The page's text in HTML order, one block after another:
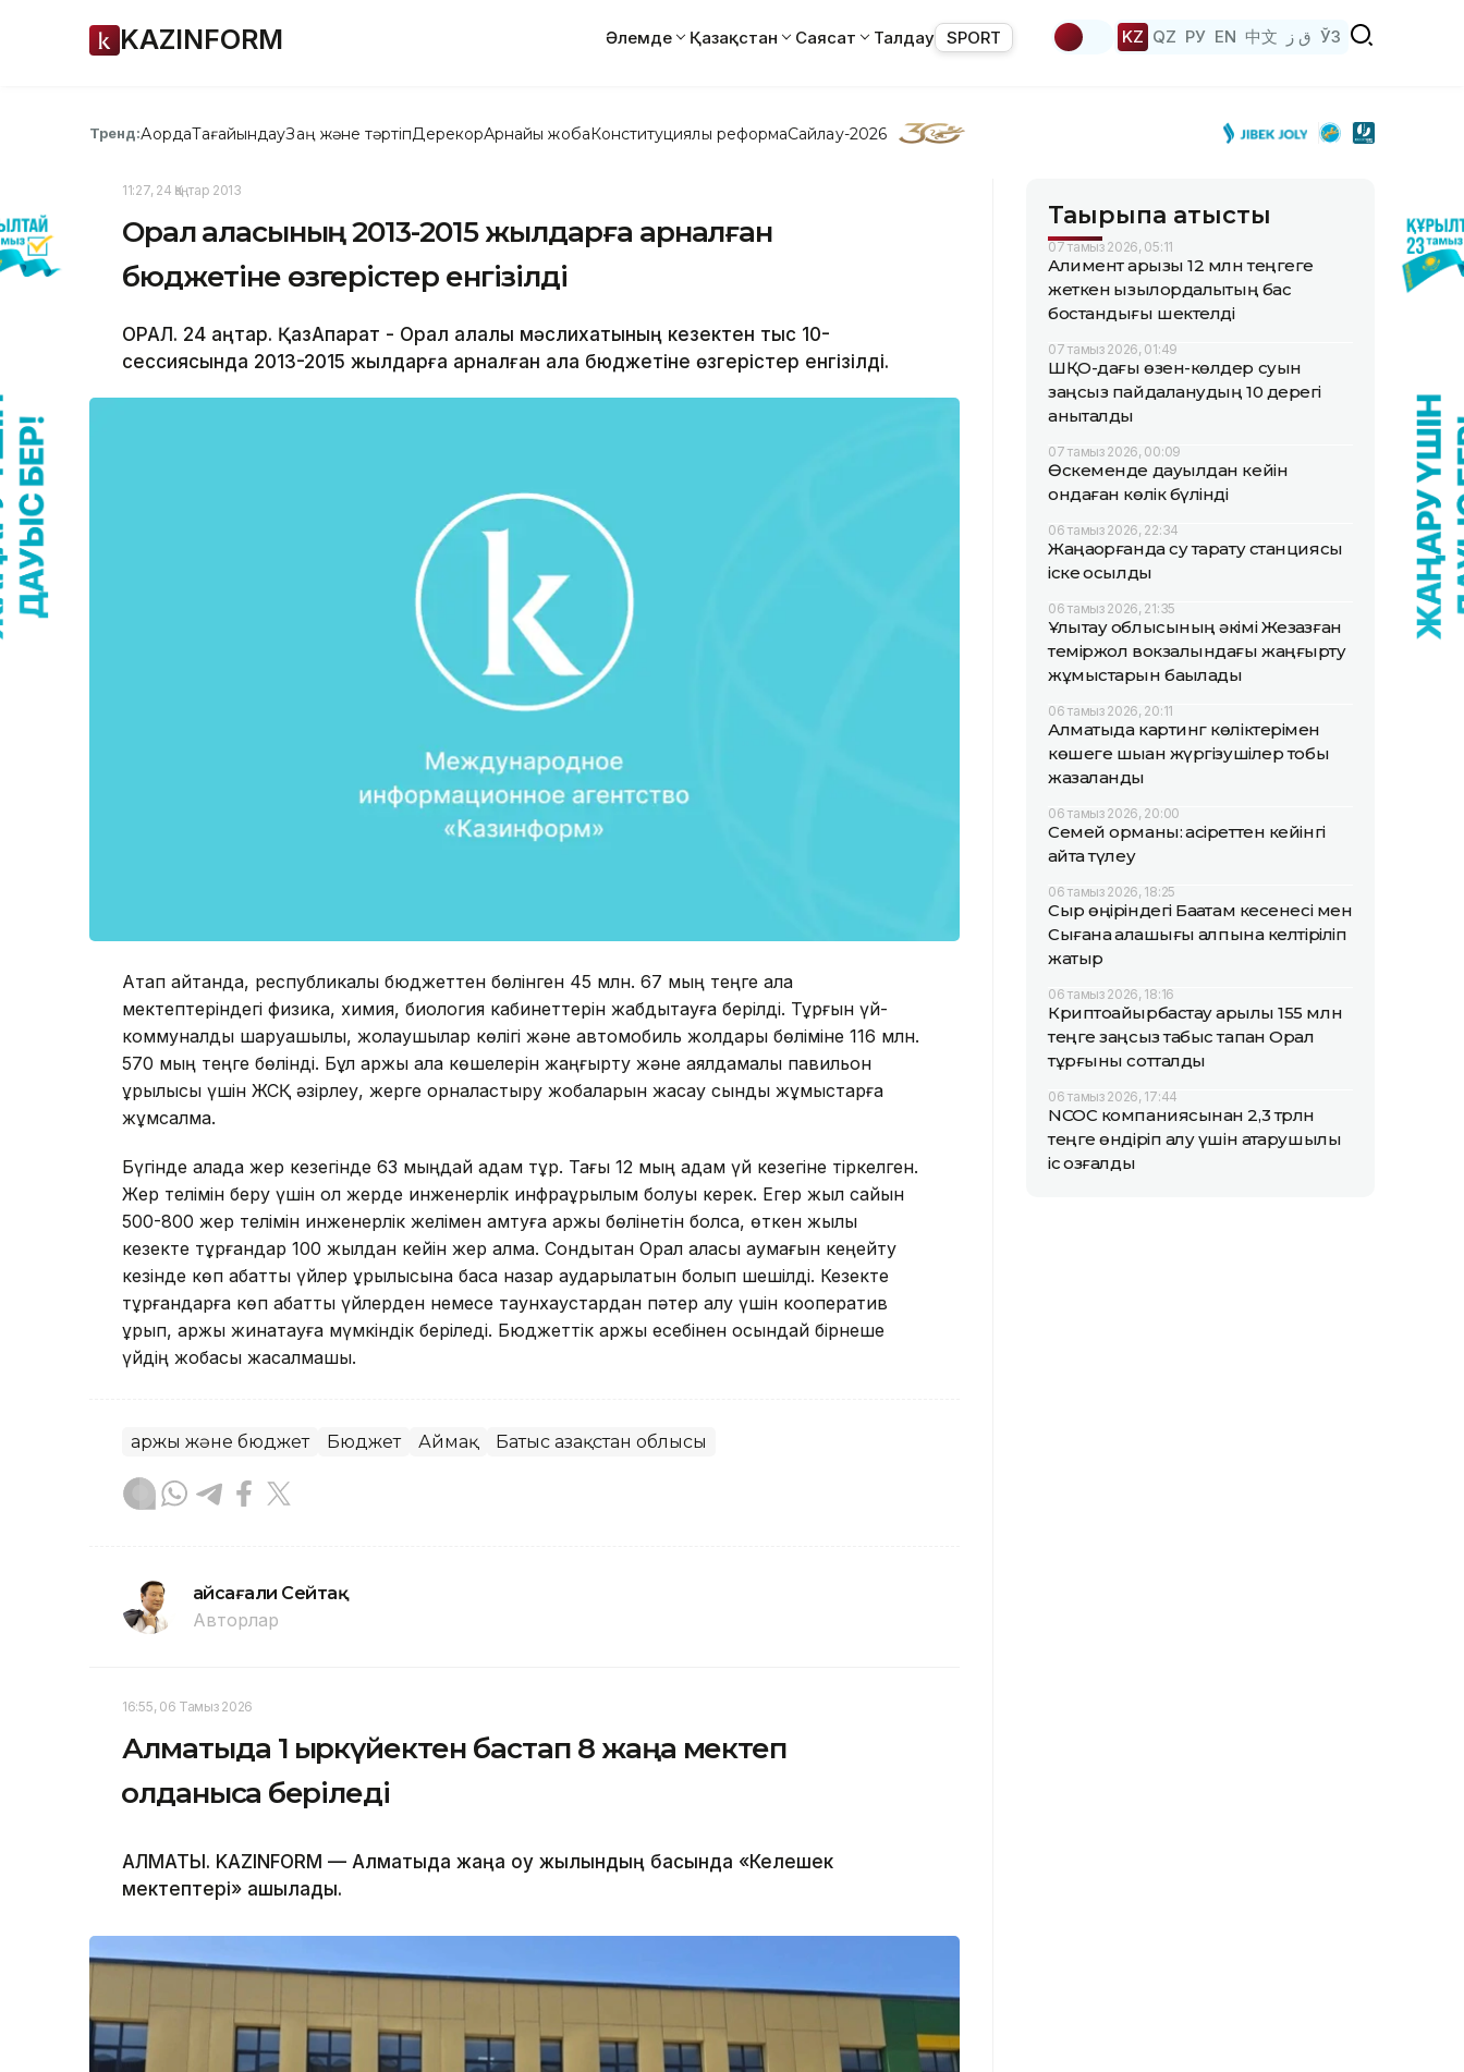
KAZINFORM Әлемде Қазақстан Саясат Талдау SPORT KZ QZ РУ EN 中文 ق ز ЎЗ
Тренд:АқордаТағайындауЗаң және тәртіпДерекқорАрнайы жобаКонституциялық реформаСайлау-2026
11:27, 24 Қаңтар 2013
Орал қаласының 2013-2015 жылдарға арналған
бюджетіне өзгерістер енгізілді
ОРАЛ. 24 қаңтар. ҚазАқпарат - Орал қалалық мәслихатының кезектен тыс 10-
сессиясында 2013-2015 жылдарға арналған қала бюджетіне өзгерістер енгізілді.
Атап айтқанда, республикалық бюджеттен бөлінген 45 млн. 67 мың теңге қала
мектептеріндегі физика, химия, биология кабинеттерін жабдықтауға берілді. Тұрғын үй-
коммуналдық шаруашылық, жолаушылар көлігі және автомобиль жолдары бөліміне 116 млн.
570 мың теңге бөлінді. Бұл қаржы қала көшелерін жаңғырту және аялдамалық павильон
құрылысы үшін ЖСҚ әзірлеу, жерге орналастыру жобаларын жасау сынды жұмыстарға
жұмсалмақ.
Бүгінде қалада жер кезегінде 63 мыңдай адам тұр. Тағы 12 мың адам үй кезегіне тіркелген.
Жер телімін беру үшін ол жерде инженерлік инфрақұрылым болуы керек. Егер жыл сайын
500-800 жер телімін инженерлік желімен қамтуға қаржы бөлінетін болса, өткен жылы
кезекте тұрғандар 100 жылдан кейін жер алмақ. Сондықтан Орал қаласы аумағын кеңейту
кезінде көп қабатты үйлер құрылысына баса назар аударылатын болып шешілді. Кезекте
тұрғандарға көп қабатты үйлерден немесе таунхаустардан пәтер алу үшін кооператив
құрып, қаржы жинақтауға мүмкіндік беріледі. Бюджеттік қаржы есебінен осындай бірнеше
үйдің жобасы жасалмақшы.
Қаржы және бюджет Бюджет Аймақ Батыс Қазақстан облысы
Ғайсағали Сейтақ
Авторлар
16:55, 06 Тамыз 2026
Алматыда 1 қыркүйектен бастап 8 жаңа мектеп
қолданысқа беріледі
АЛМАТЫ. KAZINFORM — Алматыда жаңа оқу жылындың басында «Келешек
мектептері» ашылады.
Тақырыпқа қатысты
07 тамыз 2026, 05:11
Алимент қарызы 12 млн теңгеге
жеткен қызылордалықтың бас
бостандығы шектелді
07 тамыз 2026, 01:49
ШҚО-дағы өзен-көлдер суын
заңсыз пайдаланудың 10 дерегі
анықталды
07 тамыз 2026, 00:09
Өскеменде дауылдан кейін
ондаған көлік бүлінді
06 тамыз 2026, 22:34
Жаңақорғанда су тарату станциясы
іске қосылды
06 тамыз 2026, 21:35
Ұлытау облысының әкімі Жезқазған
теміржол вокзалындағы жаңғырту
жұмыстарын бақылады
06 тамыз 2026, 20:11
Алматыда картинг көліктерімен
көшеге шыққан жүргізушілер тобы
жазаланды
06 тамыз 2026, 20:00
Семей орманы: қасіреттен кейінгі
қайта түлеу
06 тамыз 2026, 18:25
Сыр өңіріндегі Бақатам кесенесі мен
Сығанақ қалашығы қалпына келтіріліп
жатыр
06 тамыз 2026, 18:16
Криптоайырбастау арқылы 155 млн
теңге заңсыз табыс тапқан Орал
тұрғыны сотталды
06 тамыз 2026, 17:44
NCOC компаниясынан 2,3 трлн
теңге өндіріп алу үшін атқарушылық
іс қозғалды